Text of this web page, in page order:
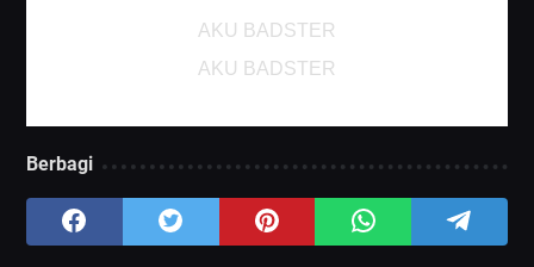
AKU BADSTER
AKU BADSTER
Berbagi